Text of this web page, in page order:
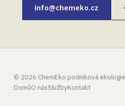
info@chemeko.cz
© 2026 ChemEko podniková
DomůO násSlužbyKontakt